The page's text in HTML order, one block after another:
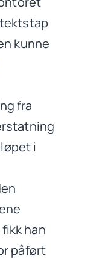
kunne
fra
i
han
påført